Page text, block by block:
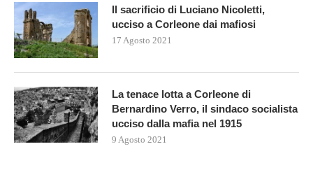
Il sacrificio di Luciano Nicoletti,
ucciso a Corleone dai mafiosi
17 Agosto 2021
La tenace lotta a Corleone di
Bernardino Verro, il sindaco socialista
ucciso dalla mafia nel 1915
9 Agosto 2021